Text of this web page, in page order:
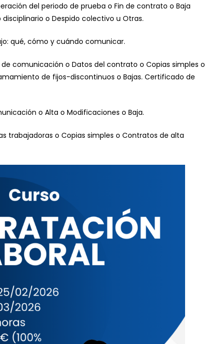
del periodo de prueba o Fin de contrato o Baja
o Despido colectivo u Otras.
qué, cómo y cuándo comunicar.
de comunicación o Datos del contrato o Copias simples o
de fijos-discontinuos o Bajas. Certificado de
o Alta o Modificaciones o Baja.
trabajadoras o Copias simples o Contratos de alta